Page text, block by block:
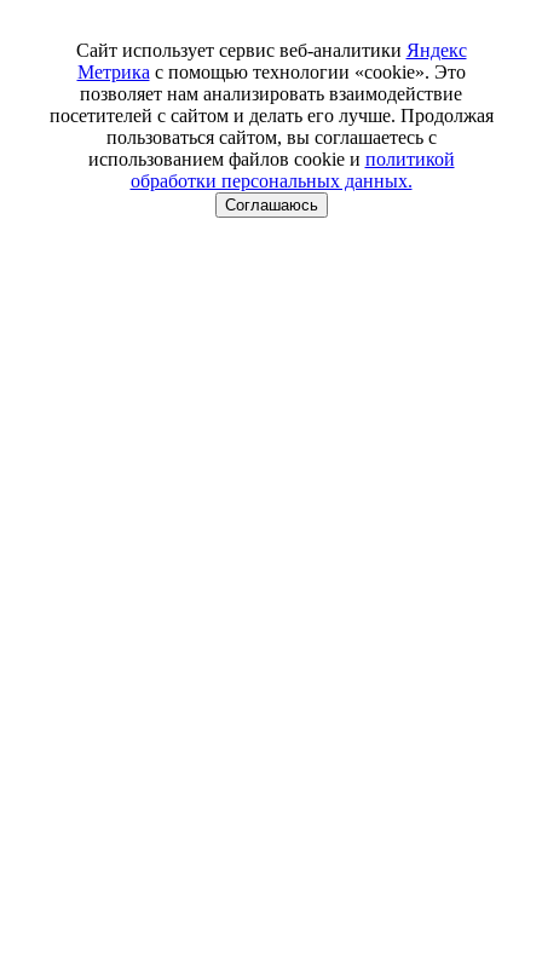
Сайт использует сервис веб-аналитики Яндекс
Метрика с помощью технологии «cookie». Это
позволяет нам анализировать взаимодействие
посетителей с сайтом и делать его лучше. Продолжая
пользоваться сайтом, вы соглашаетесь с
использованием файлов cookie и политикой
обработки персональных данных.
Соглашаюсь